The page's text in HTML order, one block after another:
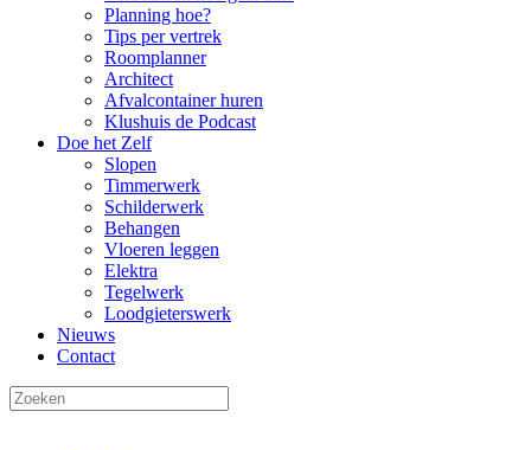
Planning hoe?
Tips per vertrek
Roomplanner
Architect
Afvalcontainer huren
Klushuis de Podcast
Doe het Zelf
Slopen
Timmerwerk
Schilderwerk
Behangen
Vloeren leggen
Elektra
Tegelwerk
Loodgieterswerk
Nieuws
Contact